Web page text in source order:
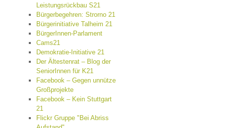
Leistungsrückbau S21
Bürgerbegehren: Strorno 21
Bürgerinitiative Talheim 21
BürgerInnen-Parlament
Cams21
Demokratie-Initiative 21
Der Ältestenrat – Blog der
SeniorInnen für K21
Facebook – Gegen unnütze
Großprojekte
Facebook – Kein Stuttgart
21
Flickr Gruppe "Bei Abriss